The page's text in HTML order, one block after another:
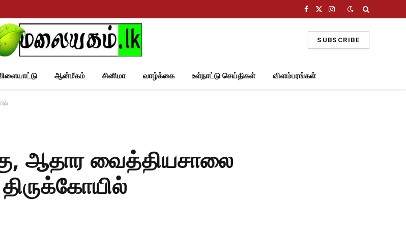
Facebook
X
Instagram
SUBSCRIBE
ஆன்மீகம் சினிமா வாழ்க்கை உள்நாட்டு செய்திகள் விளம்பரங்கள்
ஆதார வைத்தியசாலை